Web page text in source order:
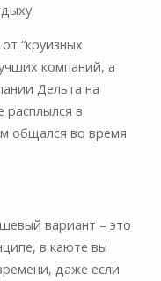
“круизных
компаний, а
Дельта на
расплылся в
общался во время
вариант – это
в каюте вы
даже если